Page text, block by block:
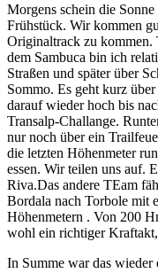
Morgens schein die
Frühstück. Wir kommen
Originaltrack zu kommen.
dem Sambuca bin ich
Straßen und später über
Sommo. Es geht kurz
darauf wieder hoch bis
Transalp-Challange.
nur noch über ein
die letzten Höhenmeter
essen. Wir teilen uns auf.
Riva.Das andere TEam
Bordala nach Torbole mit
Höhenmetern . Von 200
wohl ein richtiger Kraftakt,
In Summe war das wieder